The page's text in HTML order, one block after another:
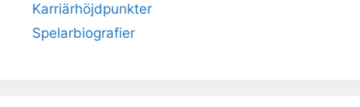
Karriärhöjdpunkter
Spelarbiografier